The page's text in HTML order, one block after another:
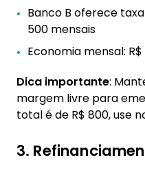
Banco B oferece taxa
500 mensais
Economia mensal:
Dica importante:
margem livre para
total é de R$ 800, use
3.